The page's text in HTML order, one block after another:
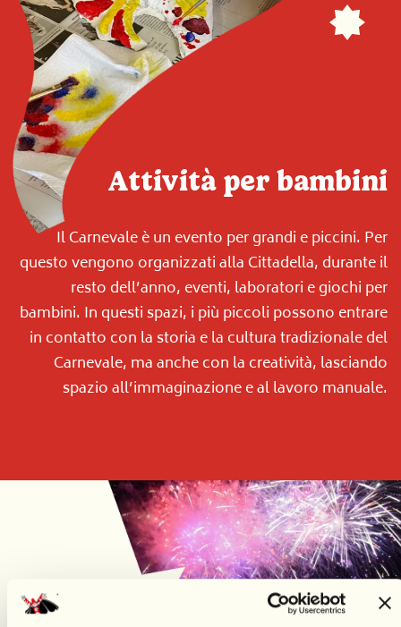
Attività per bambini
Il Carnevale è un evento per grandi e piccini. Per
questo vengono organizzati alla Cittadella, durante il
resto dell’anno, eventi, laboratori e giochi per
bambini. In questi spazi, i più piccoli possono entrare
in contatto con la storia e la cultura tradizionale del
Carnevale, ma anche con la creatività, lasciando
spazio all’immaginazione e al lavoro manuale.